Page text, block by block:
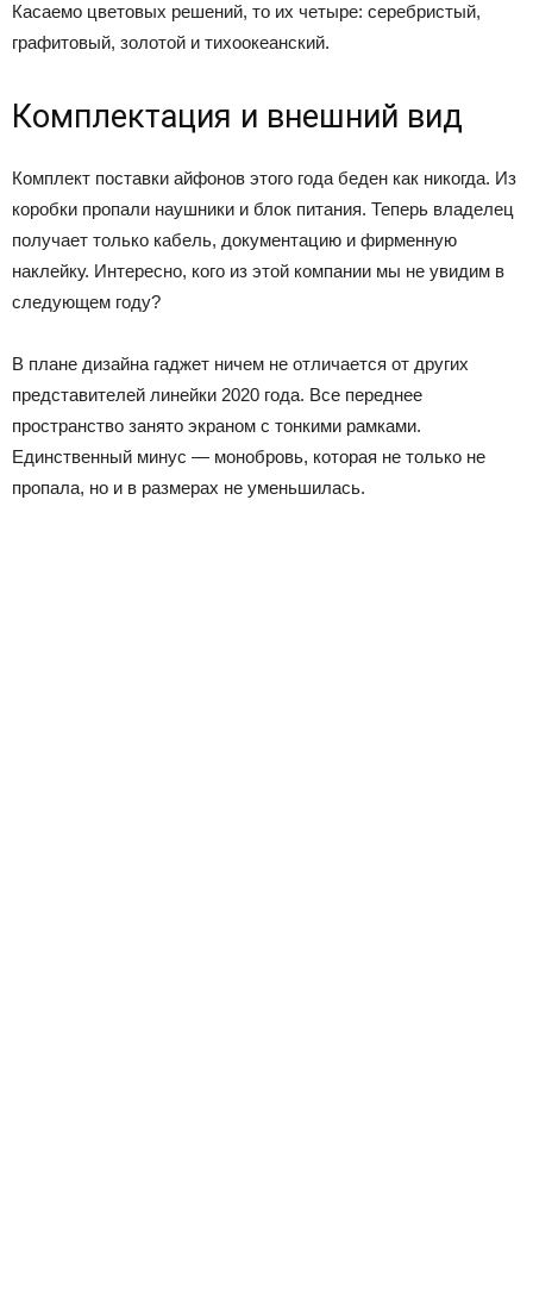
Касаемо цветовых решений, то их четыре: серебристый,
графитовый, золотой и тихоокеанский.
Комплектация и внешний вид
Комплект поставки айфонов этого года беден как никогда. Из
коробки пропали наушники и блок питания. Теперь владелец
получает только кабель, документацию и фирменную
наклейку. Интересно, кого из этой компании мы не увидим в
следующем году?
В плане дизайна гаджет ничем не отличается от других
представителей линейки 2020 года. Все переднее
пространство занято экраном с тонкими рамками.
Единственный минус — монобровь, которая не только не
пропала, но и в размерах не уменьшилась.